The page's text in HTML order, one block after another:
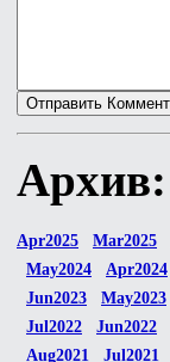
Архив:
Apr2025 Mar2025
May2024
Apr2024
Jun2023
May2023
Jul2022
Jun2022
Aug2021
Jul2021